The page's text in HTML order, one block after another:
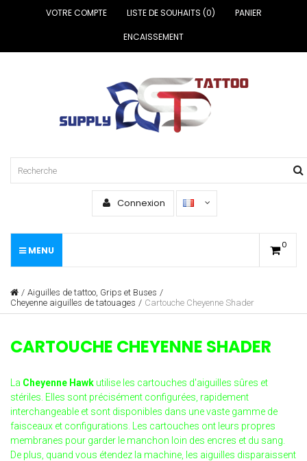
VOTRE COMPTE LISTE DE SOUHAITS (0) PANIER
ENCAISSEMENT
Connexion
0
MENU
Aiguilles de tattoo, Grips et Buses
Cheyenne aiguilles de tatouages
Cartouche Cheyenne Shader
CARTOUCHE CHEYENNE SHADER
La Cheyenne Hawk utilise les cartouches d'aiguilles sûres et
stériles. Elles sont précisément configurées, rapidement
interchangeable et sont disponibles dans une vaste gamme de
faisceaux et configurations. Les cartouches ont leurs propres
membranes pour garder le manchon loin des encres et du sang.
De plus, quand vous étendez la machine, les aiguilles disparaissent